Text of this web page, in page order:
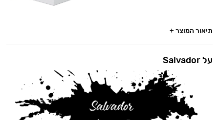
תיאור המוצר +
על Salvador